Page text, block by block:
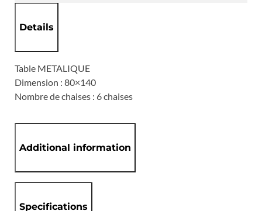
Details
Table METALIQUE
Dimension : 80×140
Nombre de chaises : 6 chaises
Additional information
Specifications